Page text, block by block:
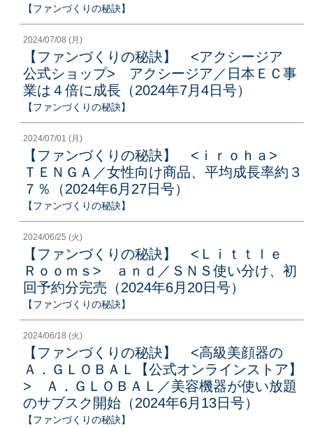
【ファンづくりの秘訣】
2024/07/08 (月)
【ファンづくりの秘訣】 <アクシージア
公式ショップ> アクシージア／日本ＥＣ事
業は４倍に成長（2024年7月4日号）
【ファンづくりの秘訣】
2024/07/01 (月)
【ファンづくりの秘訣】 <ｉｒｏｈａ>
ＴＥＮＧＡ／女性向け商品、平均成長率約３
７％（2024年6月27日号）
【ファンづくりの秘訣】
2024/06/25 (火)
【ファンづくりの秘訣】 <Ｌｉｔｔｌｅ
Ｒｏｏｍｓ> ａｎｄ／ＳＮＳ使い分け、初
回予約分完売（2024年6月20日号）
【ファンづくりの秘訣】
2024/06/18 (火)
【ファンづくりの秘訣】 <高級美顔器の
Ａ．ＧＬＯＢＡＬ【公式オンラインストア】
> Ａ．ＧＬＯＢＡＬ／美容機器が使い放題
のサブスク開始（2024年6月13日号）
【ファンづくりの秘訣】